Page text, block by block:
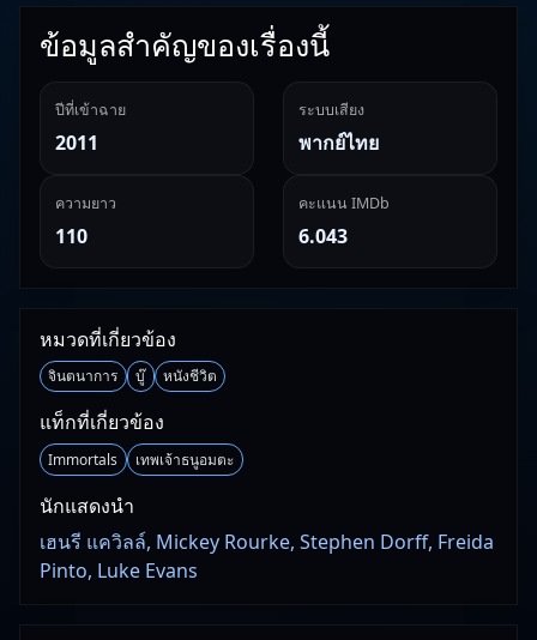
ข้อมูลสำคัญของเรื่องนี้
ปีที่เข้าฉาย
2011
ระบบเสียง
พากย์ไทย
ความยาว
110
คะแนน IMDb
6.043
หมวดที่เกี่ยวข้อง
จินตนาการ บู๊ หนังชีวิต
แท็กที่เกี่ยวข้อง
Immortals เทพเจ้าธนูอมตะ
นักแสดงนำ
เฮนรี แควิลล์, Mickey Rourke, Stephen Dorff, Freida
Pinto, Luke Evans